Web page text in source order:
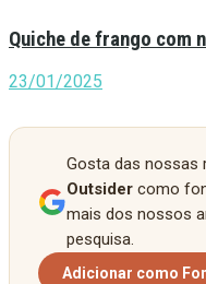
Quiche de frango com
23/01/2025
Gosta das nossas
Outsider como
mais dos nossos
pesquisa.
Adicionar como